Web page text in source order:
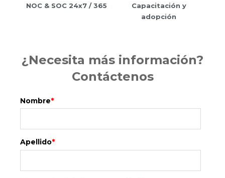
NOC & SOC 24x7 / 365
Capacitación y
adopción
¿Necesita más información?
Contáctenos
Nombre*
Apellido*